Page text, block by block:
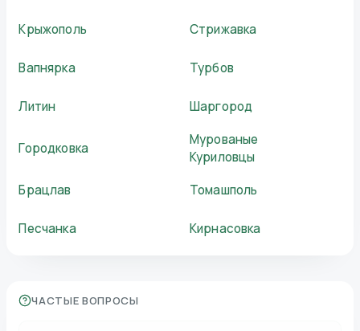
Крыжополь Стрижавка
Вапнярка Турбов
Литин Шаргород
Городковка
Мурованые
Куриловцы
Брацлав
Томашполь
Песчанка Кирнасовка
ЧАСТЫЕ ВОПРОСЫ